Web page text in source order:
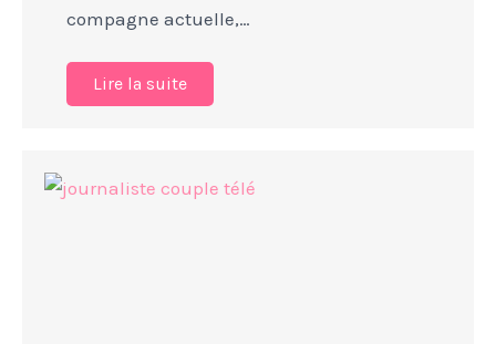
compagne actuelle,…
Lire la suite